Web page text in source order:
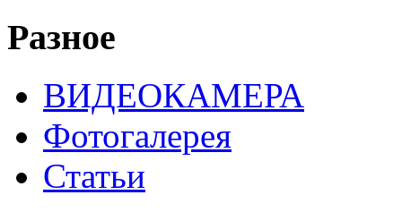
Разное
ВИДЕОКАМЕРА
Фотогалерея
Статьи